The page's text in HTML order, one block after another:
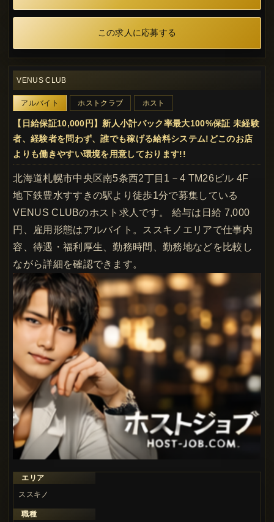
この求人に応募する
VENUS CLUB
アルバイト ホストクラブ ホスト
【日給保証10,000円】新人小計バック率最大100%保証 未経験
者、経験者を問わず、誰でも稼げる給料システム!どこのお店
よりも働きやすい環境を用意しております!!
北海道札幌市中央区南5条西2丁目1－4 TM26ビル 4F
地下鉄豊水すすきの駅より徒歩1分で募集している
VENUS CLUBのホスト求人です。 給与は日給 7,000
円、雇用形態はアルバイト。ススキノエリアで仕事内
容、待遇・福利厚生、勤務時間、勤務地などを比較し
ながら詳細を確認できます。
エリア
ススキノ
職種